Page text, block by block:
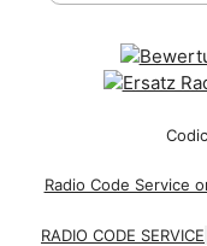
Radio Code Service
RADIO CODE SERVICE